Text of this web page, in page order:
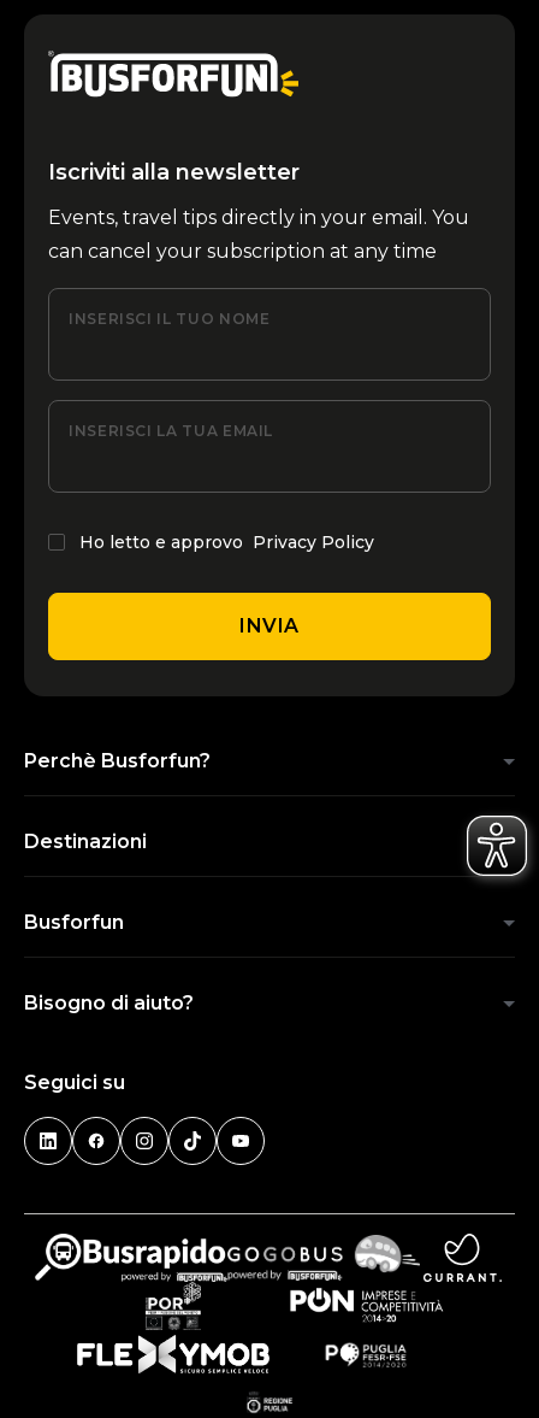
Iscriviti alla newsletter
Events, travel tips directly in your email. You
can cancel your subscription at any time
INSERISCI IL TUO NOME
INSERISCI LA TUA EMAIL
Ho letto e approvo Privacy Policy
INVIA
Perchè Busforfun?
Destinazioni
Busforfun
Bisogno di aiuto?
Seguici su